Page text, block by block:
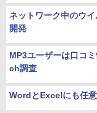
ネットワーク中のウ
開発
MP3ユーザーは口コ
ch調査
WordとExcelにも任